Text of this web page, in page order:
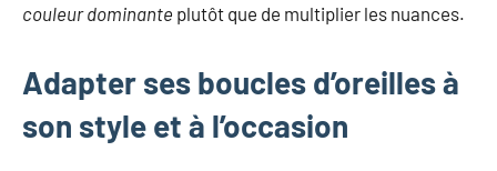
couleur dominante plutôt que de multiplier les nuances.
Adapter ses boucles d’oreilles à
son style et à l’occasion